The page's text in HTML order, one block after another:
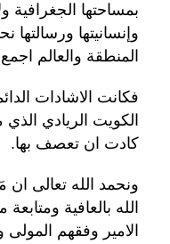
بمساحتها الجغرافية
وإنسانيتها ورسالتها
المنطقة والعالم
فكانت الاشادات
الكويت الريادي
كادت ان تعصف بها.
ونحمد الله تعالى
الله بالعافية
الامير وفقهم